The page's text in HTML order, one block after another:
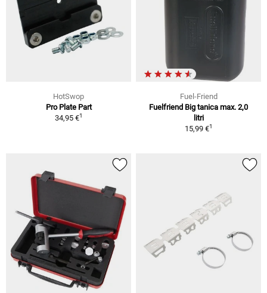
HotSwop
Pro Plate Part
34,95 €1
Fuel-Friend
Fuelfriend Big tanica max. 2,0
litri
15,99 €1